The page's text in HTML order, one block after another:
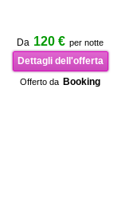
Da 120 € per notte
Dettagli dell'offerta
Offerto da Booking